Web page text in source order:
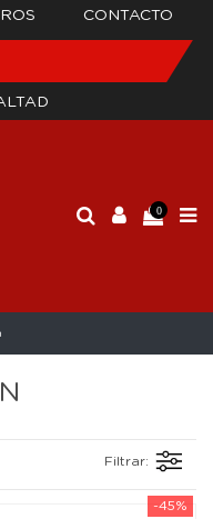
CONTACTO
0
Filtrar:
-45%